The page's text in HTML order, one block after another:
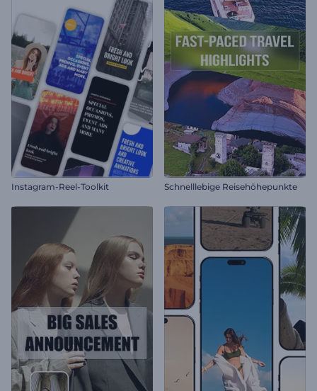
Instagram-Reel-Toolkit Schnelllebige Reisehöhepunkte